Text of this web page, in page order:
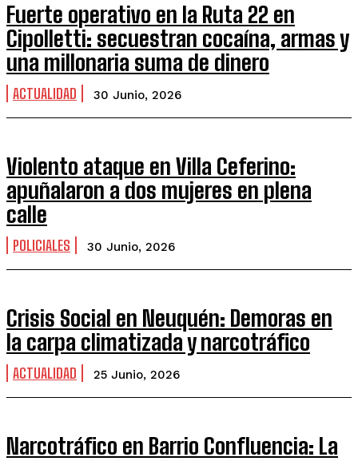
Fuerte operativo en la Ruta 22 en
Cipolletti: secuestran cocaína, armas y
una millonaria suma de dinero
ACTUALIDAD 30 Junio, 2026
Violento ataque en Villa Ceferino:
apuñalaron a dos mujeres en plena
calle
POLICIALES 30 Junio, 2026
Crisis Social en Neuquén: Demoras en
la carpa climatizada y narcotráfico
ACTUALIDAD 25 Junio, 2026
Narcotráfico en Barrio Confluencia: La